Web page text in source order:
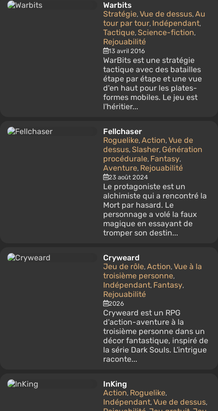
Warbits
Stratégie, Vue de dessus, Au
tour par tour, Indépendant,
Tactique, Science-fiction,
Rejouabilité
13 avril 2016
WarBits est une stratégie
tactique avec des batailles
étape par étape et une vue
d'en haut pour les plates-
formes mobiles. Le jeu est
l'héritier...
Fellchaser
Roguelike, Action, Vue de
dessus, Slasher, Génération
procédurale, Fantasy,
Aventure, Rejouabilité
23 août 2024
Le protagoniste est un
alchimiste qui a rencontré la
Mort par hasard. Le
personnage a volé la faux
magique en essayant de
tromper son destin...
Cryweard
Jeu de rôle, Action, Vue à la
troisième personne,
Indépendant, Fantasy,
Rejouabilité
2026
Cryweard est un RPG
d'action-aventure à la
troisième personne dans un
décor fantastique, inspiré de
la série Dark Souls. L'intrigue
raconte...
InKing
Action, Roguelike,
Indépendant, Vue de dessus,